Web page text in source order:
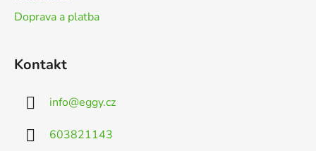
Doprava a platba
Kontakt
info@eggy.cz
603821143